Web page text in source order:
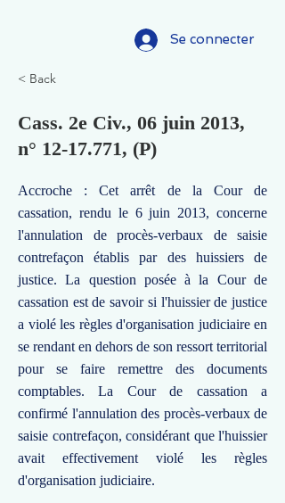
Se connecter
< Back
Cass. 2e Civ., 06 juin 2013,
n° 12-17.771, (P)
Accroche : Cet arrêt de la Cour de
cassation, rendu le 6 juin 2013, concerne
l'annulation de procès-verbaux de saisie
contrefaçon établis par des huissiers de
justice. La question posée à la Cour de
cassation est de savoir si l'huissier de justice
a violé les règles d'organisation judiciaire en
se rendant en dehors de son ressort territorial
pour se faire remettre des documents
comptables. La Cour de cassation a
confirmé l'annulation des procès-verbaux de
saisie contrefaçon, considérant que l'huissier
avait effectivement violé les règles
d'organisation judiciaire.